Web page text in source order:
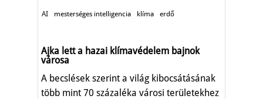
AI mesterséges intelligencia klíma erdő
Ajka lett a hazai klímavédelem bajnok
városa
A becslések szerint a világ kibocsátásának
több mint 70 százaléka városi területekhez